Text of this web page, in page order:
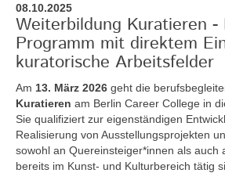
08.10.2025
Weiterbildung Kuratieren -
Programm mit direktem
kuratorische Arbeitsfelder
Am 13. März 2026 geht die
Kuratieren am Berlin Career College in
Sie qualifiziert zur eigenständigen
Realisierung von Ausstellungsprojekten
sowohl an Quereinsteiger*innen als auch
bereits im Kunst- und Kulturbereich tätig